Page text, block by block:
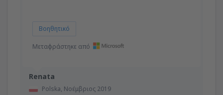
Renata
Polska, Νοέμβριος 2019
Βοηθητικό
Μεταφράστηκε από